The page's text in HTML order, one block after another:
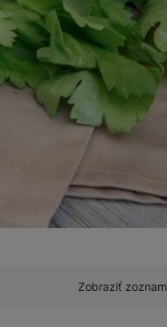
Zobraziť zoznam